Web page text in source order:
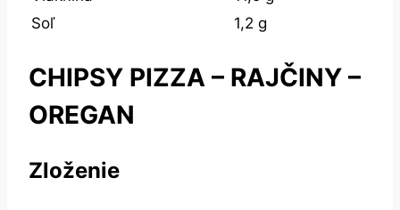
Soľ
1,2 g
CHIPSY PIZZA – RAJČINY –
OREGAN
Zloženie